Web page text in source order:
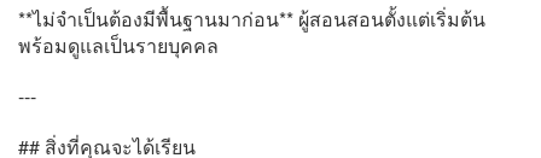
**ไม่จำเป็นต้องมีพื้นฐานมาก่อน** ผู้สอนสอนตั้งแต่เริ่มต้น
พร้อมดูแลเป็นรายบุคคล
---
## สิ่งที่คุณจะได้เรียน